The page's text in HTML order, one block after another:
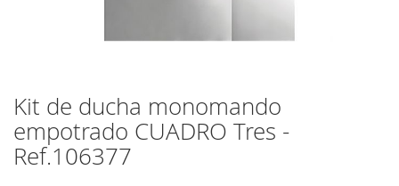
Kit de ducha monomando
empotrado CUADRO Tres -
Ref.106377
Saltar
al
comienzo
de